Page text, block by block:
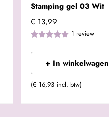
Stamping gel 03 Wit
€ 13,99
1 review
+ In winkelwagen
(€ 16,93 incl. btw)